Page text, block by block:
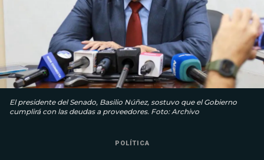
El presidente del Senado, Basilio Núñez, sostuvo que el Gobierno
cumplirá con las deudas a proveedores. Foto: Archivo
POLÍTICA